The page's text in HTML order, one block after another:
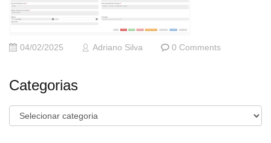
04/02/2025 Adriano Silva 0 Comments
Categorias
Categorias